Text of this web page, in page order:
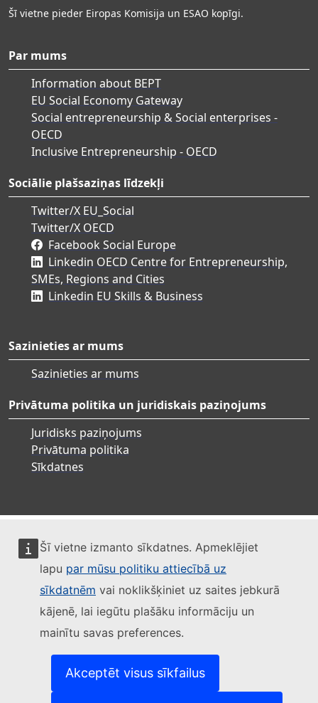
Šī vietne izmanto sīkdatnes. Apmeklējiet
lapu par mūsu politiku attiecībā uz
sīkdatnēm vai noklikšķiniet uz saites jebkurā
kājenē, lai iegūtu plašāku informāciju un
mainītu savas preferences.
Akceptēt visus sīkfailus
Šī vietne pieder Eiropas Komisija un ESAO kopīgi.
Par mums
Information about BEPT
EU Social Economy Gateway
Social entrepreneurship & Social enterprises -
OECD
Inclusive Entrepreneurship - OECD
Sociālie plašsaziņas līdzekļi
Twitter/X EU_Social
Twitter/X OECD
Facebook Social Europe
Linkedin OECD Centre for Entrepreneurship,
SMEs, Regions and Cities
Linkedin EU Skills & Business
Sazinieties ar mums
Sazinieties ar mums
Privātuma politika un juridiskais paziņojums
Juridisks paziņojums
Privātuma politika
Sīkdatnes